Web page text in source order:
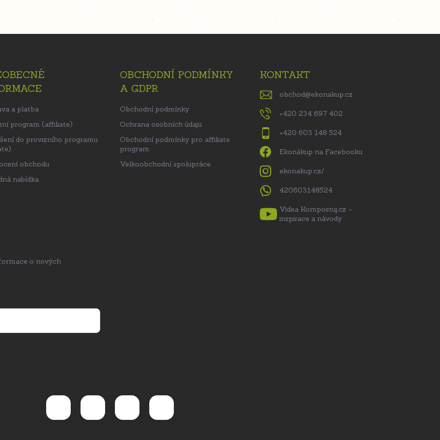
a platba
program (affiliate)
do provizního programu
obchodu
nabídka
OBCHODNÍ PODMÍNKY
A GDPR
Obchodní podmínky
Ochrana osobních údajů
Obchodní podmínky pro affiliate
program
Velkoobchodní spolupráce
KONTAKT
obchod@ekonakup.cz
+420 234 697 402
+420 603 148 524
Ekonákup na Facebooku
ekonakup.cz/
420603148524
Videa Kompostuj.cz –
inspirace a návody
o nových
.